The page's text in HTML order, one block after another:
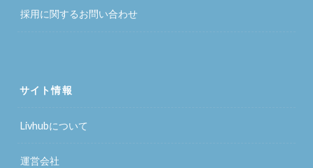
採用に関するお問い合わせ
サイト情報
Livhubについて
運営会社